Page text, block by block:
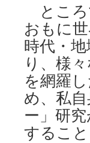
ところ
おもに
時代・
り、様
を網羅
め、私
ー」研
すること